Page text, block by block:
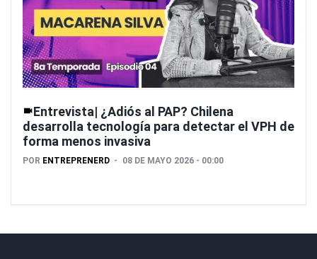
Entrevista| ¿Adiós al PAP? Chilena
desarrolla tecnología para detectar el VPH de
forma menos invasiva
POR ENTREPRENERD 08 DE MAYO 2026 - 00:00